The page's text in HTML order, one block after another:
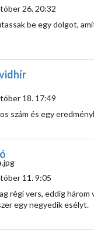
26. 20:32
be egy dolgot,
18. 17:49
szám és egy
11. 9:05
régi vers, eddig
egy negyedik esélyt.